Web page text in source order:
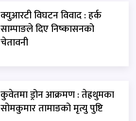
क्युआरटी विघटन विवाद : हर्क
साम्पाङले दिए निष्कासनको
चेतावनी
कुवेतमा ड्रोन आक्रमण : तेह्रथुमका
सोमकुमार तामाङको मृत्यु पुष्टि